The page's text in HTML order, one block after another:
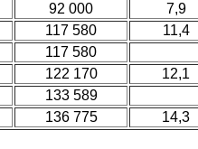
92 000
7,9
117 580
11,4
117 580
122 170
12,1
133 589
136 775 14,3